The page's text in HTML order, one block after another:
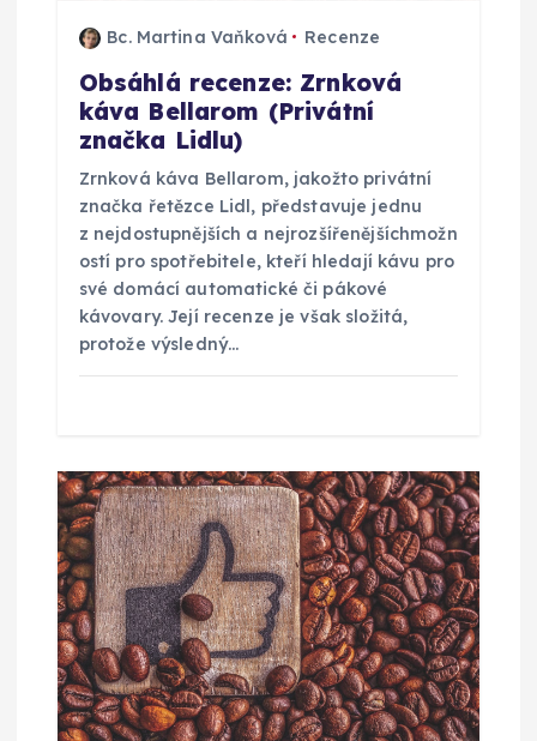
Bc. Martina Vaňková Recenze
Obsáhlá recenze: Zrnková
káva Bellarom (Privátní
značka Lidlu)
Zrnková káva Bellarom, jakožto privátní
značka řetězce Lidl, představuje jednu
z nejdostupnějších a nejrozšířenějšíchmožn
ostí pro spotřebitele, kteří hledají kávu pro
své domácí automatické či pákové
kávovary. Její recenze je však složitá,
protože výsledný…